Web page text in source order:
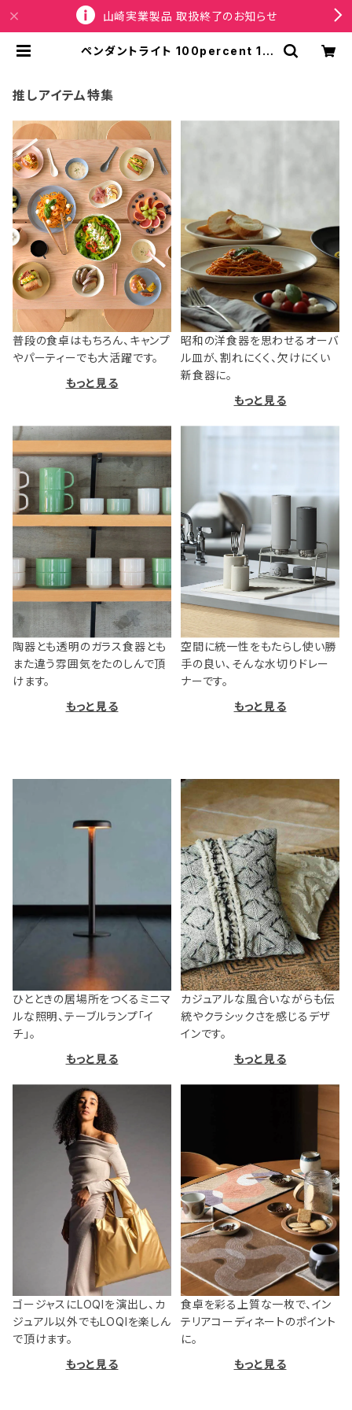
山崎実業製品 取扱終了のお知らせ
ペンダントライト 100percent 10
用照明器具 ブラック | SPORTUS
推しアイテム特集
普段の食卓はもちろん、キャンプ
やパーティーでも大活躍です。
もっと見る
昭和の洋食器を思わせるオーバ
ル皿が、割れにくく、欠けにくい
新食器に。
もっと見る
陶器とも透明のガラス食器とも
また違う雰囲気をたのしんで頂
けます。
もっと見る
空間に統一性をもたらし使い勝
手の良い、そんな水切りドレー
ナーです。
もっと見る
ひとときの居場所をつくるミニマ
ルな照明、テーブルランプ「イ
チ」。
もっと見る
カジュアルな風合いながらも伝
統やクラシックさを感じるデザ
インです。
もっと見る
ゴージャスにLOQIを演出し、カ
ジュアル以外でもLOQIを楽しん
で頂けます。
もっと見る
食卓を彩る上質な一枚で、イン
テリアコーディネートのポイント
に。
もっと見る